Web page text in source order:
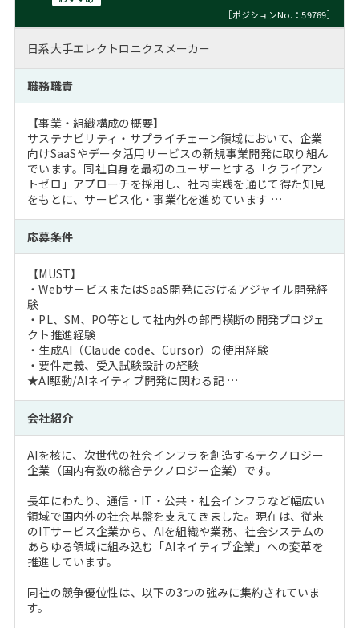
［ポジションNo.：59769］
日系大手エレクトロニクスメーカー
職務職責
【事業・組織構成の概要】
サステナビリティ・サプライチェーン領域において、企業
向けSaaSやデータ活用サービスの新規事業開発に取り組ん
でいます。同社自身を最初のユーザーとする「クライアン
トゼロ」アプローチを採用し、社内実践を通じて得た知見
をもとに、サービス化・事業化を進めています …
応募条件
【MUST】
・WebサービスまたはSaaS開発におけるアジャイル開発経
験
・PL、SM、PO等として社内外の部門横断の開発プロジェ
クト推進経験
・生成AI（Claude code、Cursor）の使用経験
・要件定義、受入試験設計の経験
★AI駆動/AIネイティブ開発に関わる記 …
会社紹介
AIを核に、次世代の社会インフラを創造するテクノロジー
企業（国内有数の総合テクノロジー企業）です。
長年にわたり、通信・IT・公共・社会インフラなど幅広い
領域で国内外の社会基盤を支えてきました。現在は、従来
のITサービス企業から、AIを組織や業務、社会システムの
あらゆる領域に組み込む「AIネイティブ企業」への変革を
推進しています。
同社の競争優位性は、以下の3つの強みに集約されていま
す。